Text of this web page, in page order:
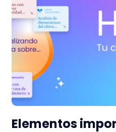
Elementos